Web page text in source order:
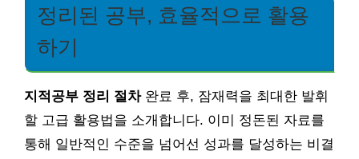
정리된 공부, 효율적으로 활용
하기
지적공부 정리 절차완료 후, 잠재력을 최대한 발휘
할 고급 활용법을 소개합니다. 이미 정돈된 자료를
통해 일반적인 수준을 넘어선 성과를 달성하는 비결